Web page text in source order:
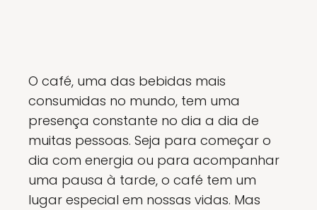
O café, uma das bebidas mais
consumidas no mundo, tem uma
presença constante no dia a dia de
muitas pessoas. Seja para começar o
dia com energia ou para acompanhar
uma pausa à tarde, o café tem um
lugar especial em nossas vidas. Mas